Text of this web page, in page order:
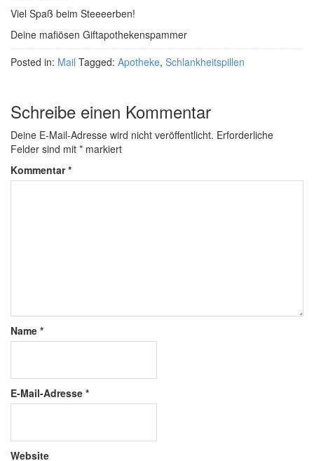
Viel Spaß beim Steeeerben!
Deine mafiösen Giftapothekenspammer
Posted in: Mail Tagged: Apotheke, Schlankheitspillen
Schreibe einen Kommentar
Deine E-Mail-Adresse wird nicht veröffentlicht. Erforderliche
Felder sind mit * markiert
Kommentar*
Name *
E-Mail-Adresse *
Website